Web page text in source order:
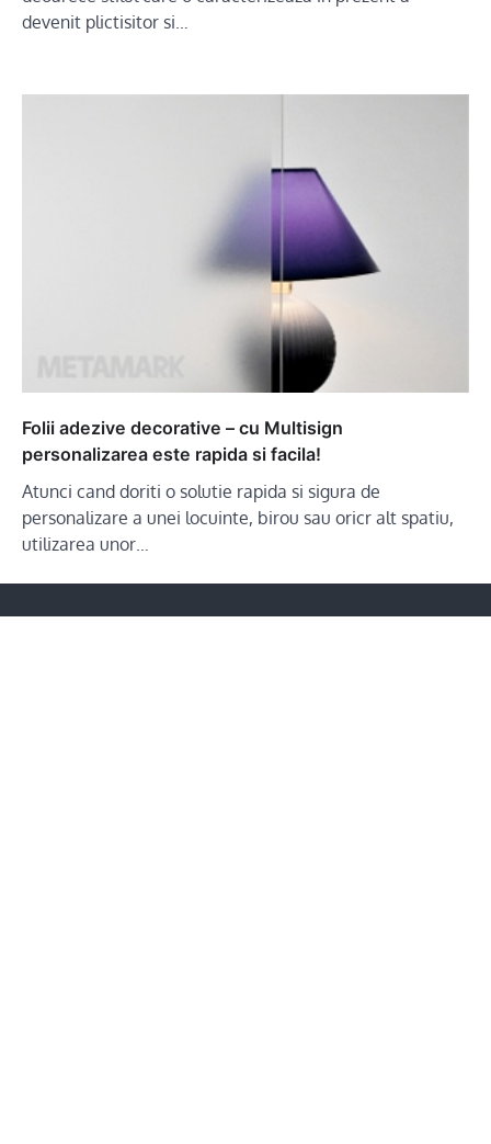
devenit plictisitor si…
Folii adezive decorative – cu Multisign
personalizarea este rapida si facila!
Atunci cand doriti o solutie rapida si sigura de
personalizare a unei locuinte, birou sau oricr alt spatiu,
utilizarea unor…